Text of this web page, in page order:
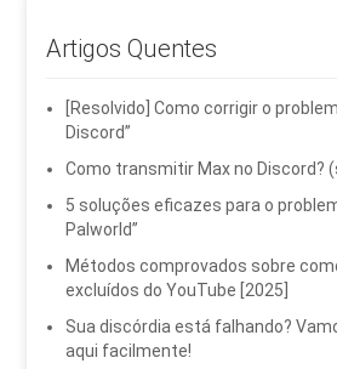
Artigos Quentes
[Resolvido] Como corrigir o
Discord”
Como transmitir Max no Discord?
5 soluções eficazes para o
Palworld”
Métodos comprovados sobre
excluídos do YouTube [2025]
Sua discórdia está falhando?
aqui facilmente!